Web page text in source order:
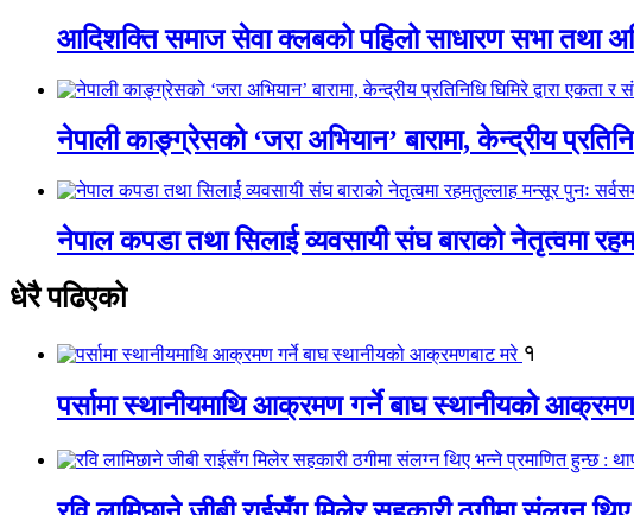
आदिशक्ति समाज सेवा क्लबको पहिलो साधारण सभा तथा
नेपाली काङ्ग्रेसको ‘जरा अभियान’ बारामा, केन्द्रीय
नेपाल कपडा तथा सिलाई व्यवसायी संघ बाराको नेतृत्वमा
धेरै पढिएको
१
पर्सामा स्थानीयमाथि आक्रमण गर्ने बाघ स्थानीयको